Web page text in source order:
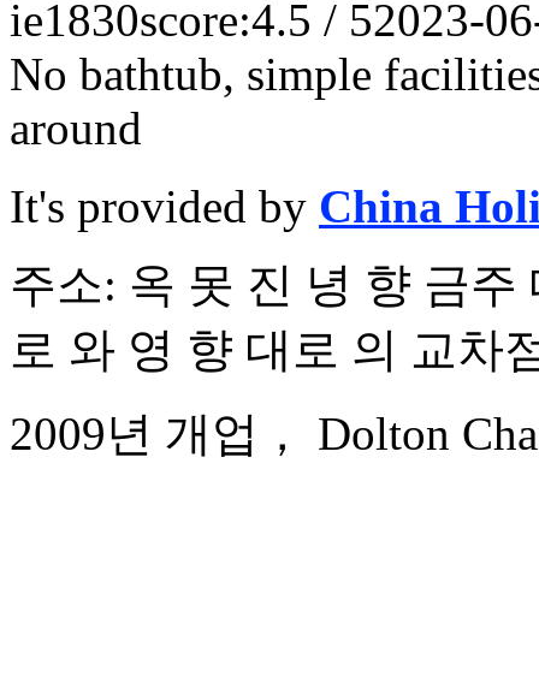
ie1830score:4.5 / 52023-
No bathtub, simple
around
It's provided by China
주소: 옥 못 진 녕 향 금
로 와 영 향 대로 의 교차
2009년 개업， Dolton